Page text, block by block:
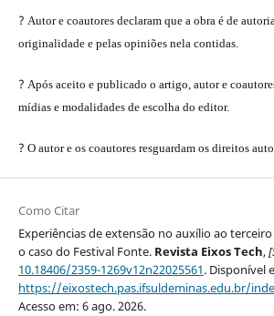
? Autor e coautores declaram que a obra é de
originalidade e pelas opiniões nela contidas.
? Após aceito e publicado o artigo, autor e
mídias e modalidades de escolha do editor.
? O autor e os coautores resguardam os direitos
Como Citar
Experiências de extensão no auxílio ao
o caso do Festival Fonte. Revista Eixos Tech,
10.18406/2359-1269v12n22025561. Disponível
https://eixostech.pas.ifsuldeminas.edu.br/
Acesso em: 6 ago. 2026.